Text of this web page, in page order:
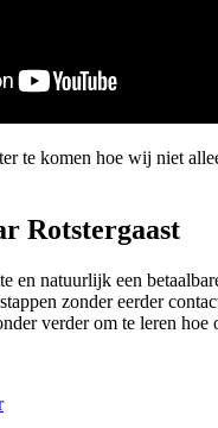
te komen hoe wij niet
Rotstergaast
en natuurlijk een
zonder eerder
verder om te leren